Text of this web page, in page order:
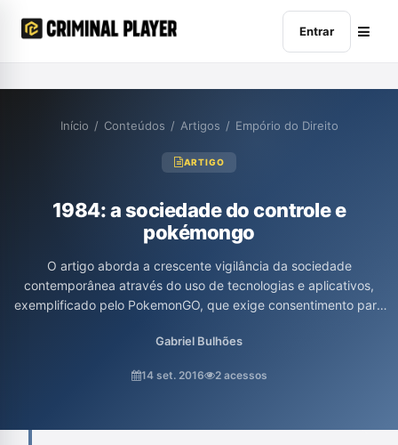
Entrar
Início / Conteúdos / Artigos / Empório do Direito
ARTIGO
1984: a sociedade do controle e
pokémongo
O artigo aborda a crescente vigilância da sociedade
contemporânea através do uso de tecnologias e aplicativos,
exemplificado pelo PokemonGO, que exige consentimento para
contato. O autor, Gabriel Bulhões, relaciona essa prática ao
tecnologia aperfeiçoa os mecanismos de monitoramento e
Gabriel Bulhões
14 set. 2016 2 acessos